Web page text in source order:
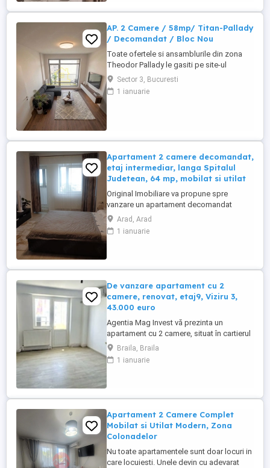
AP. 2 Camere / 58mp/ Titan-Pallady
/ Decomandat / Bloc Nou
Toate ofertele si ansamblurile din zona
Theodor Pallady le gasiti pe site-ul
prestige-rezidential.ro DIRECT
DEZVOLTATOR - COMISION 0% Tip
proprietate - Apartament 2 camere
Facilitati in apropiere: -Ikea, ...
Sector 3, Bucuresti
1 ianuarie
Apartament 2 camere decomandat,
etaj intermediar, langa Spitalul
Judetean, 64 mp, mobilat si utilat
Original Imobiliare va propune spre
vanzare un apartament decomandat
confort 1 compus din: 2 camere, bucatarie
spatioasa, baie, balcon inchis in
termopan, hol, situat la un etaj intermediar
termopan, parchet, faianta, gresie, ...
Arad, Arad
1 ianuarie
De vanzare apartament cu 2
camere, renovat, etaj9, Viziru 3,
43.000 euro
Agentia Mag Invest vă prezinta un
apartament cu 2 camere, situat în cartierul
Viziru 3, pe Aleea Cocorilor, o zonă liniștită
și bine conectată la toate facilitățile de
care aveți nevoie. Cu o suprafață de 39
pentru o ...
Braila, Braila
1 ianuarie
Apartament 2 Camere Complet
Mobilat si Utilat Modern, Zona
Colonadelor
Nu toate apartamentele sunt doar locuri in
care locuiesti. Unele devin cu adevarat